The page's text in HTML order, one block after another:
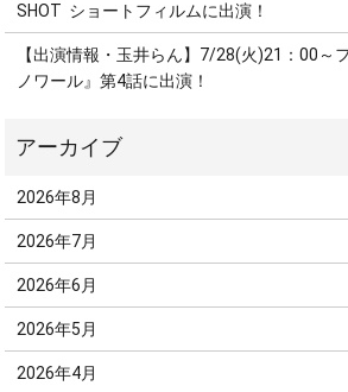
SHOT ショートフィルムに出演！
【出演情報・玉井らん】7/28(火)21：00～
ノワール』第4話に出演！
2026年8月
2026年7月
2026年6月
2026年5月
2026年4月